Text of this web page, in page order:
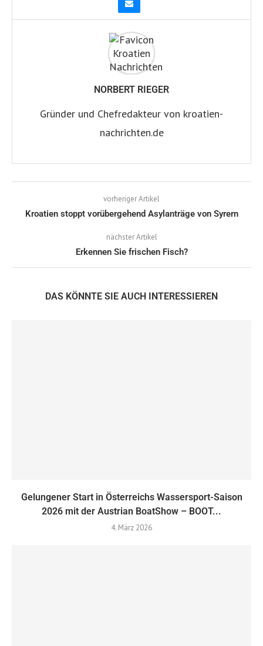
NORBERT RIEGER
Gründer und Chefredakteur von kroatien-
nachrichten.de
vorheriger Artikel
Kroatien stoppt vorübergehend Asylanträge von Syrern
nächster Artikel
Erkennen Sie frischen Fisch?
DAS KÖNNTE SIE AUCH INTERESSIEREN
Gelungener Start in Österreichs Wassersport-Saison
2026 mit der Austrian BoatShow – BOOT...
4. März 2026